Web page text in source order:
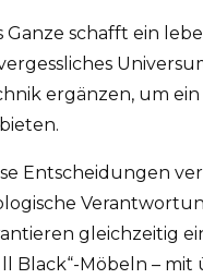
Ganze schafft ein
ergänzen, um ein
Entscheidungen
gleichzeitig
Black“-Möbeln –